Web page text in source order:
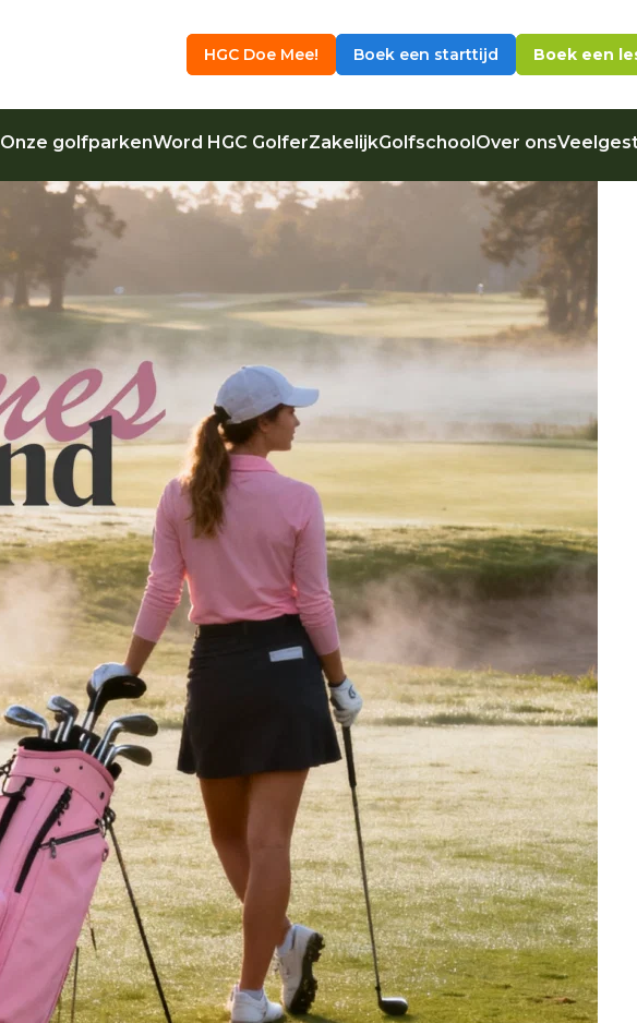
HGC Doe Mee! Boek een starttijd Boek een
Onze golfparkenWord HGC GolferZakelijkGolfschool Over ons